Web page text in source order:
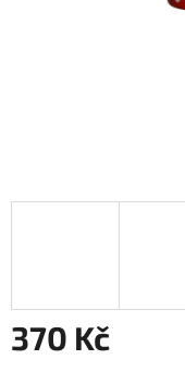
370 Kč